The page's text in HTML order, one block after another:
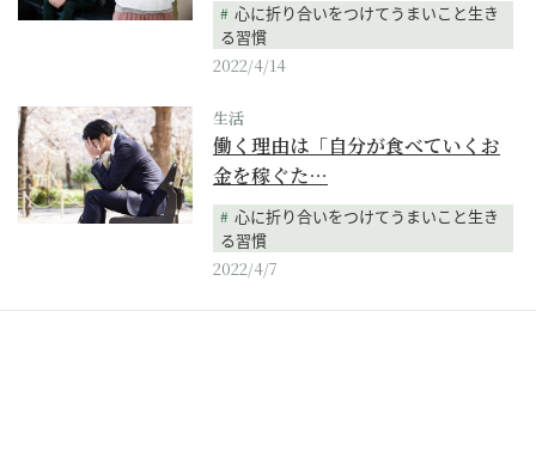
心に折り合いをつけてうまいこと生き
る習慣
2022/4/14
生活
働く理由は「自分が食べていくお
金を稼ぐた…
心に折り合いをつけてうまいこと生き
る習慣
2022/4/7